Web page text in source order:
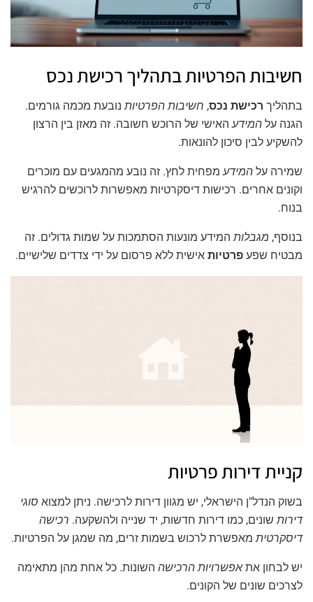
חשיבות הפרטיות בתהליך רכישת נכס
בתהליך רכישת נכס, חשיבות הפרטיותנובעת מכמה גורמים.
הגנה על המידעהאישי של הרוכש חשובה. זה מאזן בין הרצון
להשקיע לבין סיכון להונאות.
שמירה על המידעמפחית לחץ. זה נובע מהמגעים עם מוכרים
וקונים אחרים. רכישות דיסקרטיות מאפשרות לרוכשים להרגיש
בנוח.
בנוסף, מגבלותהמידע מונעות הסתמכות על שמות גדולים. זה
מבטיח שפע פרטיות אישית ללא פרסום על ידי צדדים שלישיים.
קניית דירות פרטיות
בשוק הנדל"ן הישראלי, יש מגוון דירות לרכישה. ניתן למצוא סוגי
דירותשונים, כמו דירות חדשות, יד שנייה ולהשקעה. רכישה
דיסקרטיתמאפשרת לרכוש בשמות זרים, מה שמגן על הפרטיות.
יש לבחון אתאפשרויות הרכישה השונות. כל אחת מהן מתאימה
לצרכים שונים של הקונים.